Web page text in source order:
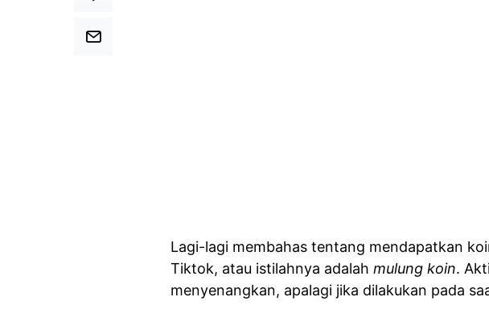
Lagi-lagi membahas tentang mendapatkan
Tiktok, atau istilahnya adalah mulung koin.
menyenangkan, apalagi jika dilakukan pada